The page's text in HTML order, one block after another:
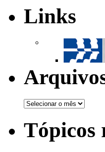
Links
Tópicos